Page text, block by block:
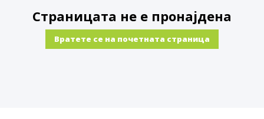
Страницата не е пронајдена
Вратете се на почетната страница